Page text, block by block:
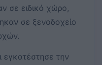
σε ειδικό χώρο,
σε ξενοδοχείο
εγκατέστησε την